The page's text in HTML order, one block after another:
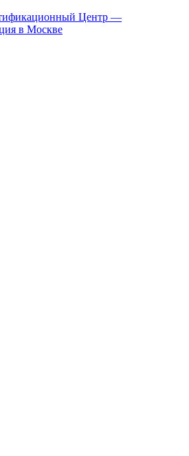
Центр —
в Москве